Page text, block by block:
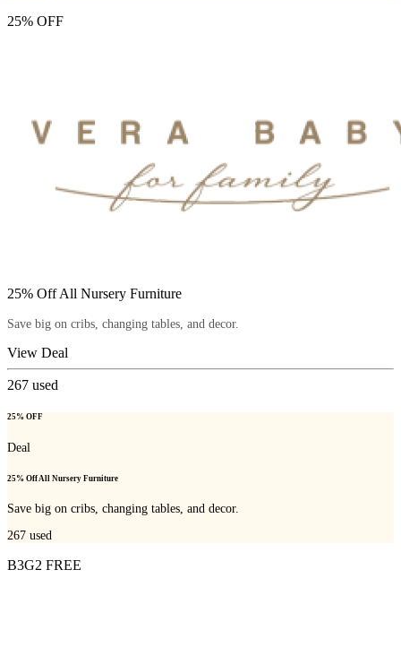
25% OFF
25% Off All Nursery Furniture
Save big on cribs, changing tables, and decor.
View Deal
267 used
25% OFF
Deal
25% Off All Nursery Furniture
Save big on cribs, changing tables, and decor.
267 used
B3G2 FREE